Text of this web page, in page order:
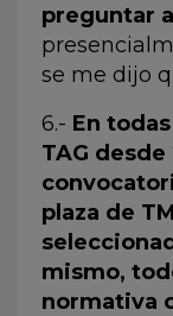
preguntar
se me dijo
6.- En
TAG
plaza de
mismo,
normativa